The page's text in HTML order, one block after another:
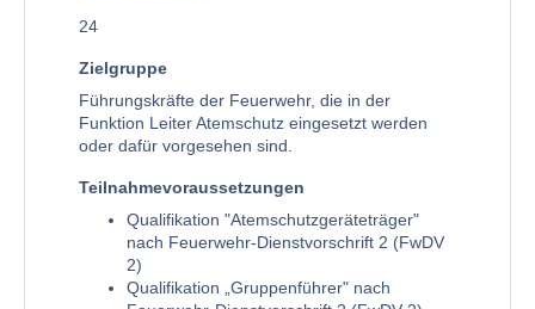
24
Zielgruppe
Führungskräfte der Feuerwehr, die in der
Funktion Leiter Atemschutz eingesetzt werden
oder dafür vorgesehen sind.
Teilnahmevoraussetzungen
Qualifikation "Atemschutzgeräteträger"
nach Feuerwehr-Dienstvorschrift 2 (FwDV
2)
Qualifikation „Gruppenführer" nach